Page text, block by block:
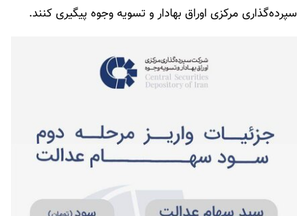
سپرده‌گذاری مرکزی اوراق بهادار و تسویه وجوه پیگیری کنند.